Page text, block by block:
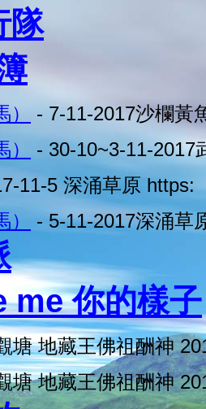
隊
- 7-11-2017沙欄黃
- 30-10~3-11-2017
11-5 深涌草原 https:
- 5-11-2017深涌草
me 你的樣子
塘 地藏王佛祖酬神
塘 地藏王佛祖酬神